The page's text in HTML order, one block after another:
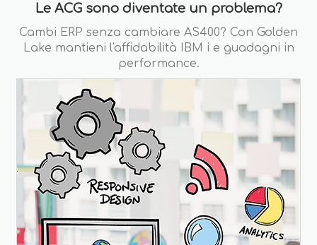
Le ACG sono diventate un problema?
Cambi ERP senza cambiare AS400? Con Golden
Lake mantieni l'affidabilità IBM i e guadagni in
performance.